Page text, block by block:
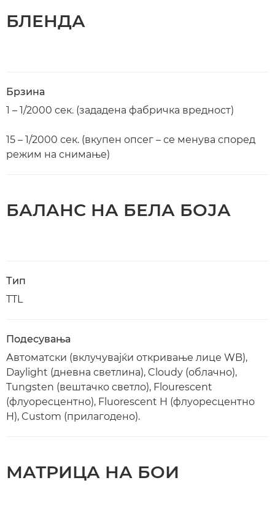
БЛЕНДА
Брзина
1 – 1/2000 сек. (зададена фабричка вредност)
15 – 1/2000 сек. (вкупен опсег – се менува според
режим на снимање)
БАЛАНС НА БЕЛА БОЈА
Тип
TTL
Подесувања
Автоматски (вклучувајќи откривање лице WB),
Daylight (дневна светлина), Cloudy (облачно),
Tungsten (вештачко светло), Flourescent
(флуоресцентно), Fluorescent H (флуоресцентно
H), Custom (прилагодено).
МАТРИЦА НА БОИ